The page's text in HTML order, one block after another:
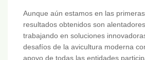
Aunque aún estamos en las
resultados obtenidos son
trabajando en soluciones
desafíos de la avicultura moderna
apoyo de todas las entidades